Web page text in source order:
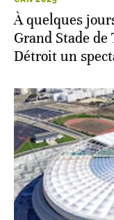
À quelques
Grand Stade
Détroit un